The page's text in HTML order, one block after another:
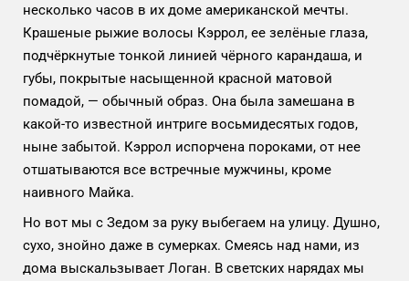
несколько часов в их доме американской мечты.
Крашеные рыжие волосы Кэррол, ее зелёные глаза,
подчёркнутые тонкой линией чёрного карандаша, и
губы, покрытые насыщенной красной матовой
помадой, — обычный образ. Она была замешана в
какой-то известной интриге восьмидесятых годов,
ныне забытой. Кэррол испорчена пороками, от нее
отшатываются все встречные мужчины, кроме
наивного Майка.
Но вот мы с Зедом за руку выбегаем на улицу. Душно,
сухо, знойно даже в сумерках. Смеясь над нами, из
дома выскальзывает Логан. В светских нарядах мы